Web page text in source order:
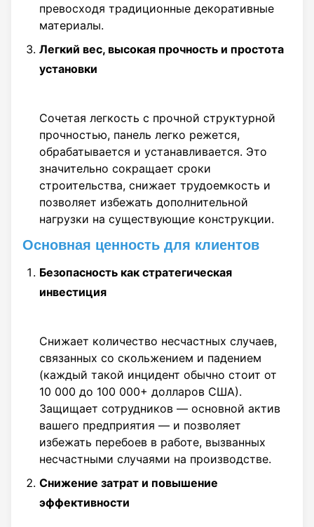
превосходя традиционные декоративные
материалы.
Легкий вес, высокая прочность и простота
установки
Сочетая легкость с прочной структурной
прочностью, панель легко режется,
обрабатывается и устанавливается. Это
значительно сокращает сроки
строительства, снижает трудоемкость и
позволяет избежать дополнительной
нагрузки на существующие конструкции.
Основная ценность для клиентов
Безопасность как стратегическая
инвестиция
Снижает количество несчастных случаев,
связанных со скольжением и падением
(каждый такой инцидент обычно стоит от
10 000 до 100 000+ долларов США).
Защищает сотрудников — основной актив
вашего предприятия — и позволяет
избежать перебоев в работе, вызванных
несчастными случаями на производстве.
Снижение затрат и повышение
эффективности